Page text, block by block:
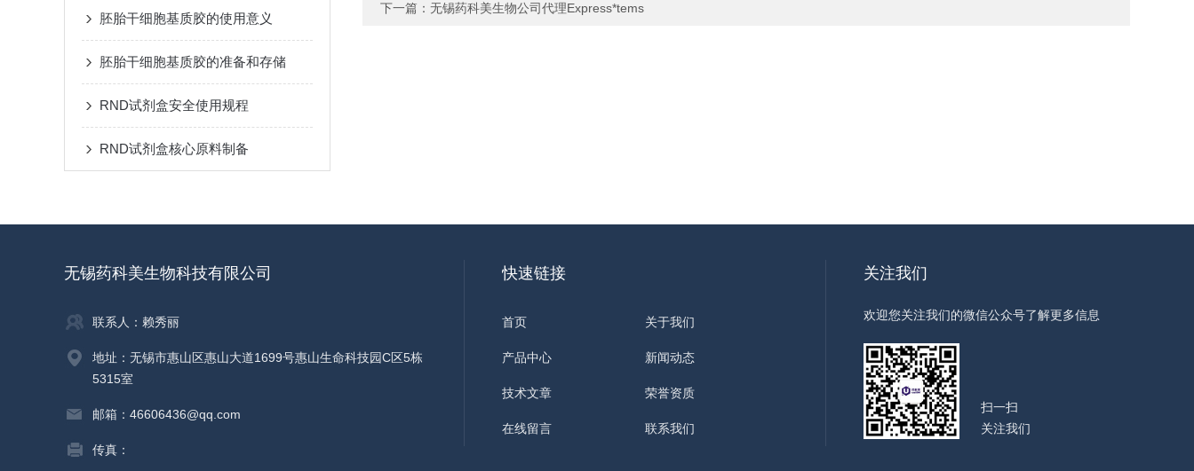
胚胎干细胞基质胶的使用意义
胚胎干细胞基质胶的准备和存储
RND试剂盒安全使用规程
RND试剂盒核心原料制备
下一篇： 无锡药科美生物公司代理Express*tems
无锡药科美生物科技有限公司
联系人：赖秀丽
地址：无锡市惠山区惠山大道1699号惠山生命科技园C区5栋
5315室
邮箱：46606436@qq.com
传真：
快速链接
首页 关于我们
产品中心 新闻动态
技术文章 荣誉资质
在线留言 联系我们
关注我们
欢迎您关注我们的微信公众号了解更多信息
扫一扫
关注我们